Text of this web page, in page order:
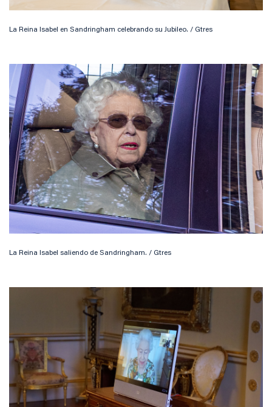
La Reina Isabel en Sandringham celebrando su Jubileo. / Gtres
La Reina Isabel saliendo de Sandringham. / Gtres